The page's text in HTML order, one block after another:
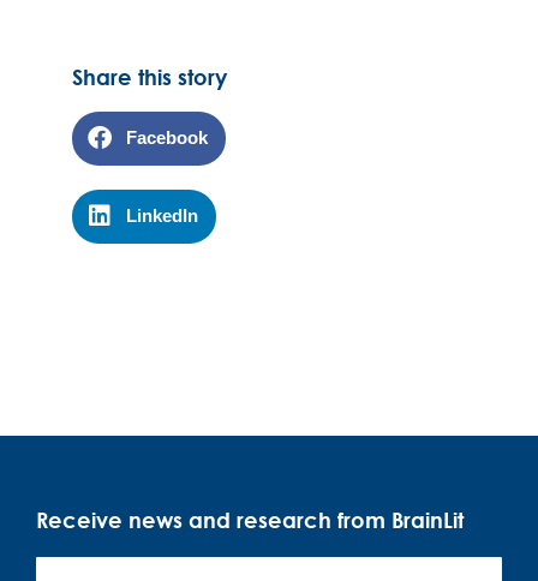
Share this story
Facebook
LinkedIn
Receive news and research from BrainLit